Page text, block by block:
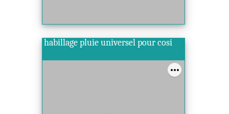
habillage pluie universel pour cosi